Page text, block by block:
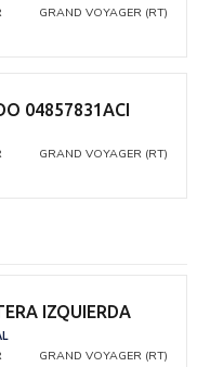
GRAND VOYAGER (RT)
04857831ACI
GRAND VOYAGER (RT)
IZQUIERDA
GRAND VOYAGER (RT)